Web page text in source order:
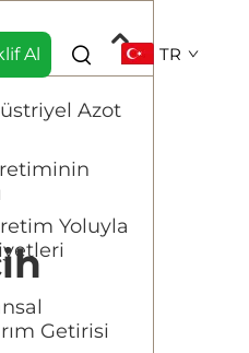
Al TR
Azot
Yoluyla
Getirisi